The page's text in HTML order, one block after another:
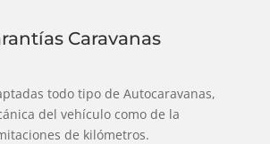
Caravanas
todo tipo de Autocaravanas,
del vehículo como de la
de kilómetros.